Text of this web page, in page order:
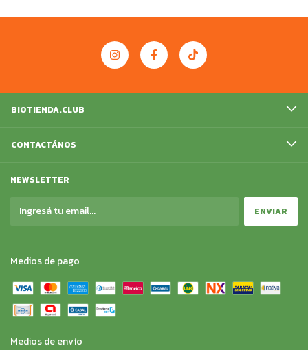
BIOTIENDA.CLUB
CONTACTÁNOS
NEWSLETTER
Medios de pago
Medios de envío